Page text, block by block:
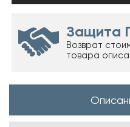
Защита
Возврат
товара